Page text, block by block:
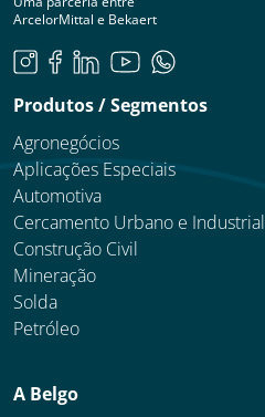
ArcelorMittal e Bekaert
Produtos / Segmentos
Agronegócios
Aplicações Especiais
Automotiva
Cercamento Urbano e Industrial
Construção Civil
Mineração
Solda
Petróleo
A Belgo